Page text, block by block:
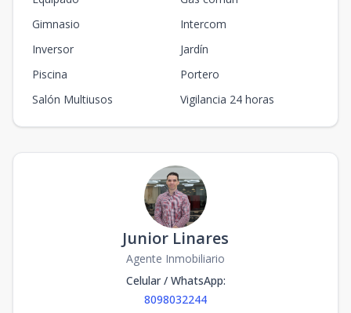
Gimnasio
Intercom
Inversor
Jardín
Piscina
Portero
Salón Multiusos
Vigilancia 24 horas
Junior Linares
Agente Inmobiliario
Celular / WhatsApp:
8098032244